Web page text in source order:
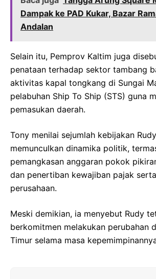
Dampak ke PAD Kukar, Bazar
Andalan
Selain itu, Pemprov Kaltim juga
penataan terhadap sektor tambang
aktivitas kapal tongkang di Sungai
pelabuhan Ship To Ship (STS) guna
pemasukan daerah.
Tony menilai sejumlah kebijakan Rudy
memunculkan dinamika politik,
pemangkasan anggaran pokok
dan penertiban kewajiban pajak
perusahaan.
Meski demikian, ia menyebut Rudy
berkomitmen melakukan perubahan
Timur selama masa